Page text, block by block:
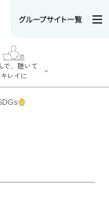
で、聴いて
キレイに
、聴いてキ